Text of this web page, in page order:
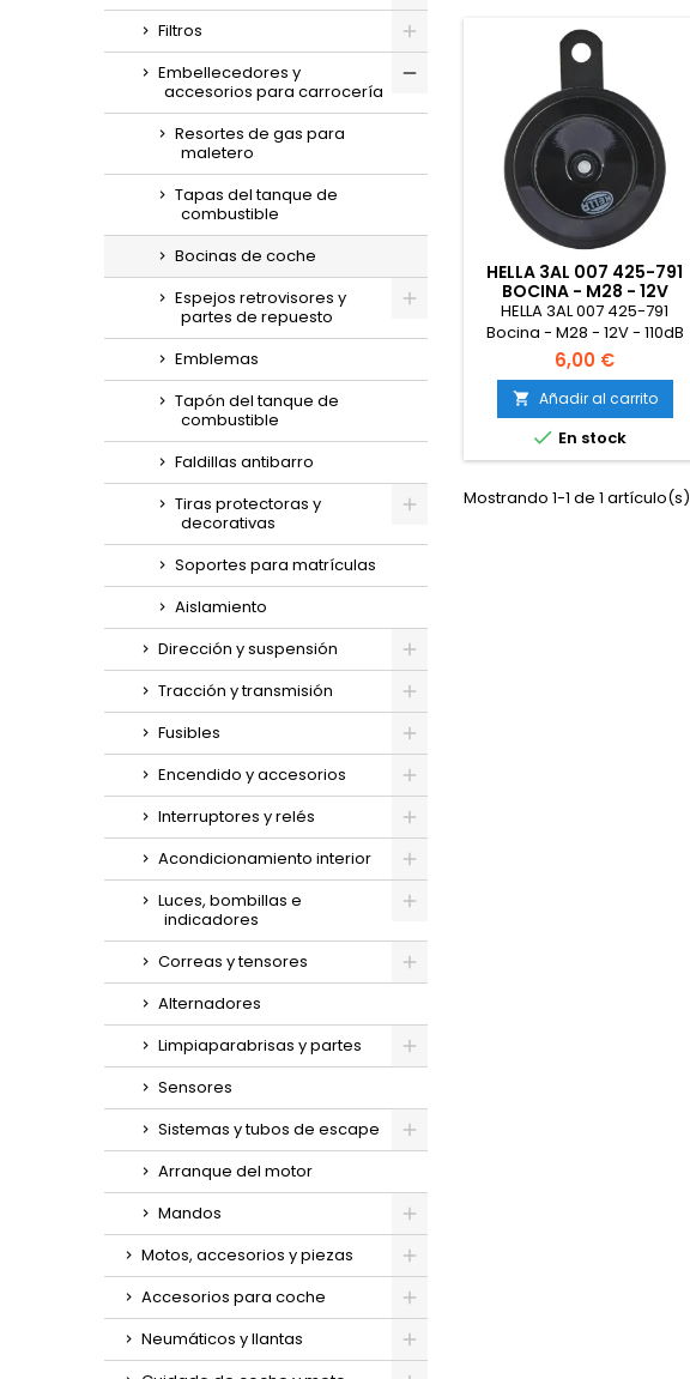
Filtros
Embellecedores y
accesorios para carrocería
Resortes de gas para
maletero
Tapas del tanque de
combustible
Bocinas de coche
Espejos retrovisores y
partes de repuesto
Emblemas
Tapón del tanque de
combustible
Faldillas antibarro
Tiras protectoras y
decorativas
Soportes para matrículas
Aislamiento
Dirección y suspensión
Tracción y transmisión
Fusibles
Encendido y accesorios
Interruptores y relés
Acondicionamiento interior
Luces, bombillas e
indicadores
Correas y tensores
Alternadores
Limpiaparabrisas y partes
Sensores
Sistemas y tubos de escape
Arranque del motor
Mandos
Motos, accesorios y piezas
Accesorios para coche
Neumáticos y llantas
HELLA 3AL 007 425-791
BOCINA - M28 - 12V
HELLA 3AL 007 425-791
Bocina - M28 - 12V - 110dB
(A) - Rango de frecuencia:
400Hz - sonido agudo -
Color de carcasa: negro -
Conexión de enchufe plano
6,00 €
 Añadir al carrito
 En stock
Mostrando 1-1 de 1 artículo(s)